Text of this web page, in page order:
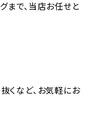
まで、当店お任せと
くなど、お気軽にお